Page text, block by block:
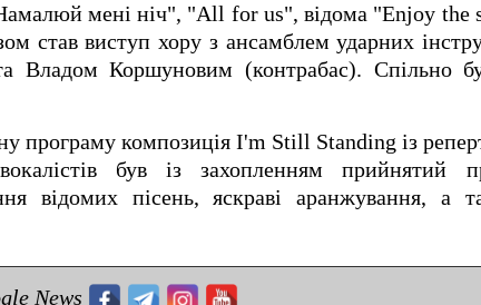
мені ніч", "All for us", відома "Enjoy the
став виступ хору з ансамблем ударних
Владом Коршуновим (контрабас). Спільно
програму композиція I'm Still Standing із
був із захопленням прийнятий
відомих пісень, яскраві аранжування, а
News